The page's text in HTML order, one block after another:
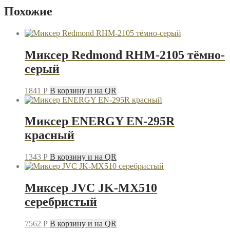
1128
белый
Похожие
Миксер Redmond RHM-2105 тёмно-
серый
1841 P В корзину и на QR
Миксер ENERGY EN-295R
красный
1343 P В корзину и на QR
Миксер JVC JK-MX510
серебристый
7562 P В корзину и на QR